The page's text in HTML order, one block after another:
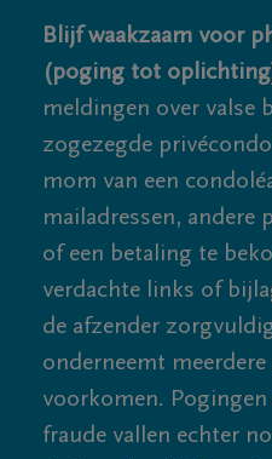
Blijf waakzaam voor
(poging tot
meldingen over valse
zogezegde
mom van een
mailadressen, andere
of een betaling te
verdachte links of
de afzender
onderneemt
voorkomen.
fraude vallen echter